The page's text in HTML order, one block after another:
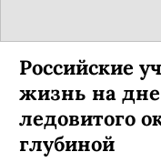
Российские
жизнь на
ледовитого
глубиной